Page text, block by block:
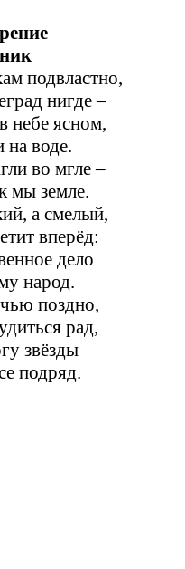
подвластно,
нигде –
небе ясном,
на воде.
во мгле –
мы земле.
а смелый,
вперёд:
дело
народ.
поздно,
рад,
звёзды
подряд.